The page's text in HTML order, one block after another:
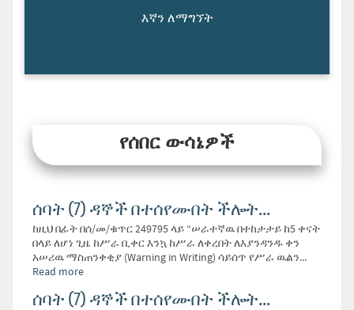
እኛን ለማግኘት
የሰበር ውሳኔዎች
ሰባት (7) ዳኞች በተሰየሙበት ችሎት...
ከዚህ በፊት በሰ/መ/ቁጥር 249795 ላይ “ሠራተኛዉ በተከታታይ ከ5 ቀናት
በላይ ለሆነ ጊዜ ከሥራ ቢቀር እንኳ ከሥራ ለቀረበት ለእያንዳንዱ ቀን
አሠሪዉ ማስጠንቀቂያ (Warning in Writing) ሳይሰጥ የሥራ ዉልን...
Read more
ሰባት (7) ዳኞች በተሰየሙበት ችሎት...